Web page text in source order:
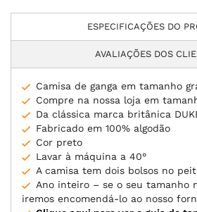
ESPECIFICAÇÕES DO
AVALIAÇÕES DOS
Camisa de ganga em tamanho
Compre na nossa loja em
Da clássica marca britânica
Fabricado em 100% algodão
Cor preto
Lavar à máquina a 40°
A camisa tem dois bolsos no
Ano inteiro – se o seu tamanho
iremos encomendá-lo ao nosso